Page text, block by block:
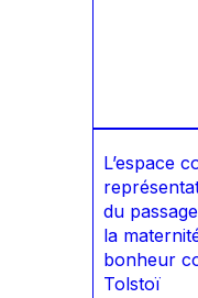
L’espace
du
la
bonheur
Tolstoï